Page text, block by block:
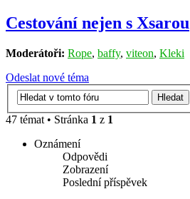
Cestování nejen s Xsarou
Moderátoři: Rope, baffy, viteon, Kleki
Odeslat nové téma
47 témat • Stránka 1 z 1
Oznámení
Odpovědi
Zobrazení
Poslední příspěvek